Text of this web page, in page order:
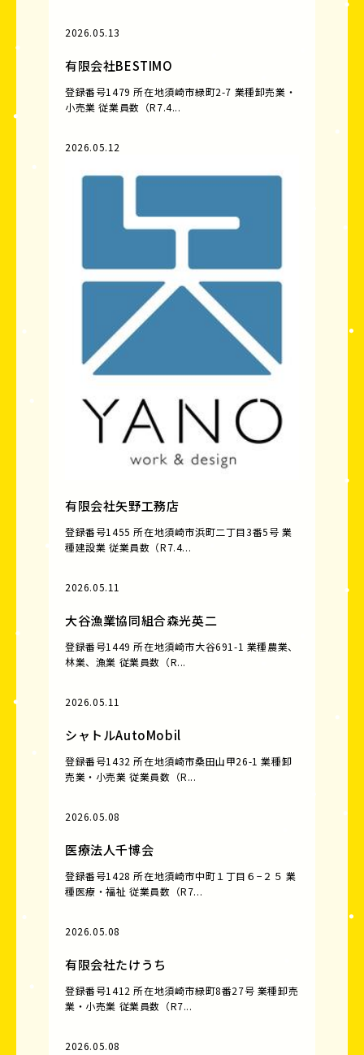
2026.05.13
有限会社BESTIMO
登録番号1479 所在地須崎市緑町2-7 業種卸売業・
小売業 従業員数（R7.4...
2026.05.12
有限会社矢野工務店
登録番号1455 所在地須崎市浜町二丁目3番5号 業
種建設業 従業員数（R7.4...
2026.05.11
大谷漁業協同組合森光英二
登録番号1449 所在地須崎市大谷691-1 業種農業、
林業、漁業 従業員数（R...
2026.05.11
シャトルAutoMobil
登録番号1432 所在地須崎市桑田山甲26-1 業種卸
売業・小売業 従業員数（R...
2026.05.08
医療法人千博会
登録番号1428 所在地須崎市中町１丁目６−２５ 業
種医療・福祉 従業員数（R7...
2026.05.08
有限会社たけうち
登録番号1412 所在地須崎市緑町8番27号 業種卸売
業・小売業 従業員数（R7...
2026.05.08